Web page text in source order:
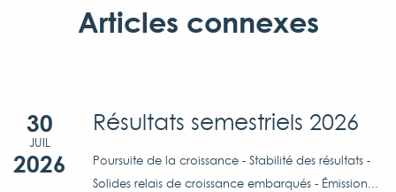
Articles connexes
30
JUIL
2026
Résultats semestriels 2026
Poursuite de la croissance - Stabilité des résultats -
Solides relais de croissance embarqués - Émission...